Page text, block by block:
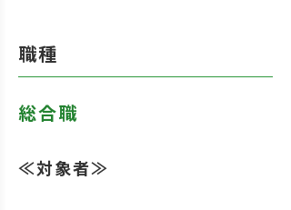
職種
総合職
≪対象者≫